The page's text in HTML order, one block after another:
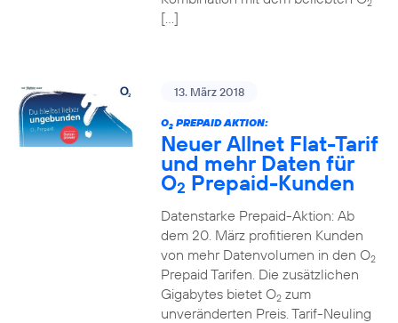
2
[…]
13. März 2018
O2PREPAID AKTION:
Neuer Allnet Flat-Tarif
und mehr Daten für
O2 Prepaid-Kunden
Datenstarke Prepaid-Aktion: Ab
dem 20. März profitieren Kunden
von mehr Datenvolumen in den O2
Prepaid Tarifen. Die zusätzlichen
Gigabytes bietet O2zum
unveränderten Preis. Tarif-Neuling